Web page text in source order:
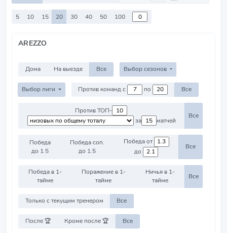
5 10 15 20 30 40 50 100
AREZZO
Дома На выезде Все Выбор сезонов
Выбор лиги Против команд с по Все
Против ТОП-
за
матчей
Все
Победа
до 1.5
Победа соп.
до 1.5
Победа от
до
Все
Победа в 1-
тайме
Поражение в 1-
тайме
Ничья в 1-
тайме
Все
Только с текущим тренером Все
После 🏆 Кроме после 🏆 Все